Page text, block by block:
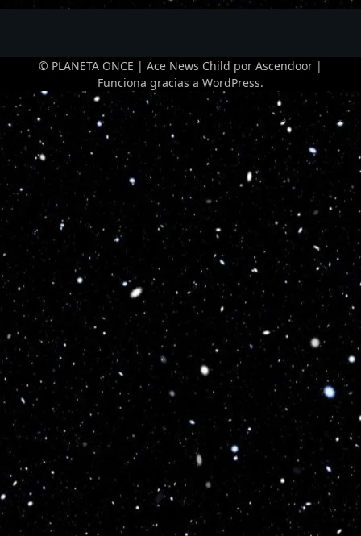
© PLANETA ONCE | Ace News Child por Ascendoor |
Funciona gracias a WordPress.
Optimized by Seraphinite Accelerator
Turns on site high speed to be attractive for people and search engines.